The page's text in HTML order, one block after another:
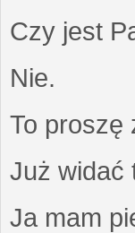
Czy jest
Nie.
To proszę
Już widać
Ja mam